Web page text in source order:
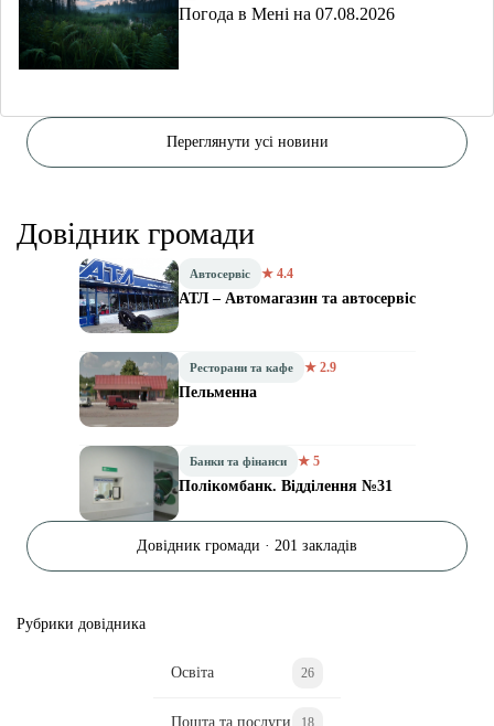
Погода в Мені на 07.08.2026
Переглянути усі новини
Довідник громади
Автосервіс ★ 4.4
АТЛ – Автомагазин та автосервіс
Ресторани та кафе ★ 2.9
Пельменна
Банки та фінанси ★ 5
Полікомбанк. Відділення №31
Довідник громади · 201 закладів
Рубрики довідника
Освіта 26
Пошта та послуги 18